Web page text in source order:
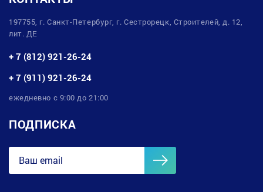
197755, г. Санкт-Петербург, г. Сестрорецк, Строителей, д. 12,
лит. ДЕ
+ 7 (812) 921-26-24
+ 7 (911) 921-26-24
ежедневно с 9:00 до 21:00
ПОДПИСКА